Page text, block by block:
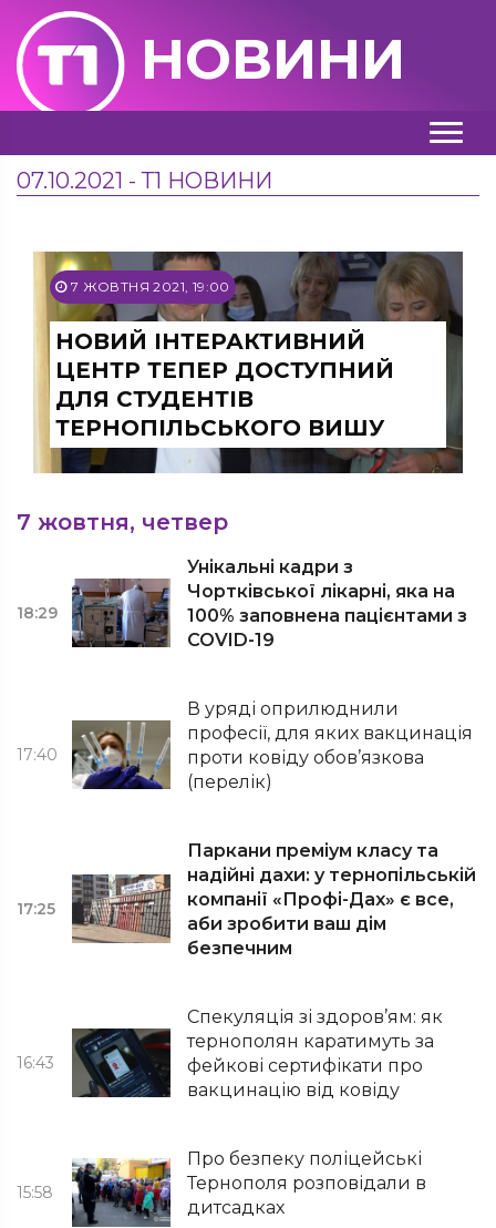
НОВИНИ
07.10.2021 - Т1 НОВИНИ
7 ЖОВТНЯ 2021, 19:00
НОВИЙ ІНТЕРАКТИВНИЙ
ЦЕНТР ТЕПЕР ДОСТУПНИЙ
ДЛЯ СТУДЕНТІВ
ТЕРНОПІЛЬСЬКОГО ВИШУ
7 жовтня, четвер
18:29
Унікальні кадри з
Чортківської лікарні, яка на
100% заповнена пацієнтами з
COVID-19
17:40
В уряді оприлюднили
професії, для яких вакцинація
проти ковіду обов’язкова
(перелік)
17:25
Паркани преміум класу та
надійні дахи: у тернопільській
компанії «Профі-Дах» є все,
аби зробити ваш дім
безпечним
16:43
Спекуляція зі здоров’ям: як
тернополян каратимуть за
фейкові сертифікати про
вакцинацію від ковіду
15:58
Про безпеку поліцейські
Тернополя розповідали в
дитсадках